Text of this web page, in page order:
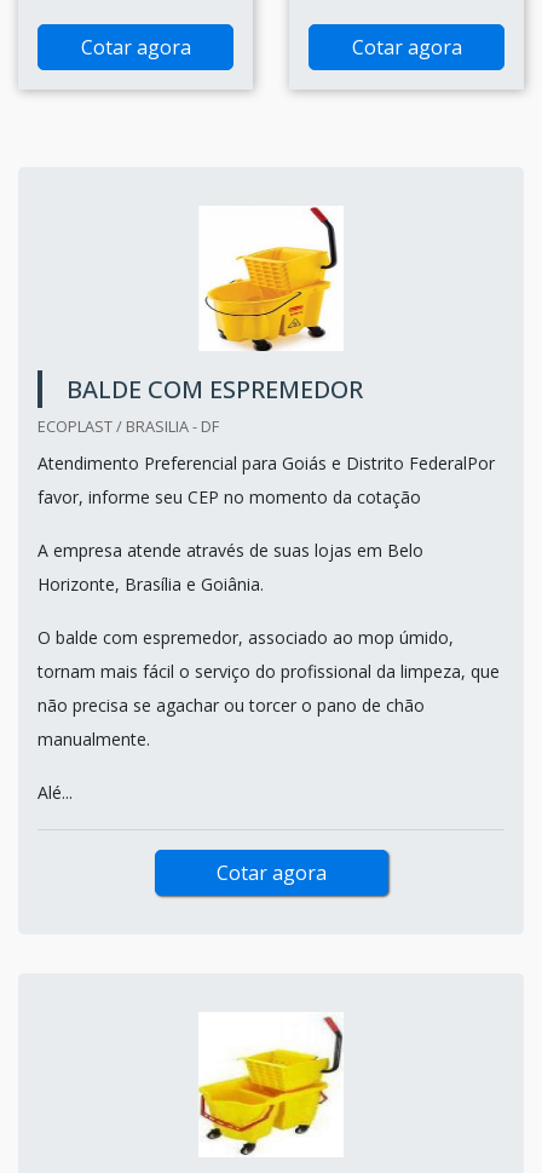
Cotar agora Cotar agora
BALDE COM ESPREMEDOR
ECOPLAST / BRASILIA - DF
Atendimento Preferencial para Goiás e Distrito FederalPor
favor, informe seu CEP no momento da cotação
A empresa atende através de suas lojas em Belo
Horizonte, Brasília e Goiânia.
O balde com espremedor, associado ao mop úmido,
tornam mais fácil o serviço do profissional da limpeza, que
não precisa se agachar ou torcer o pano de chão
manualmente.
Alé...
Cotar agora